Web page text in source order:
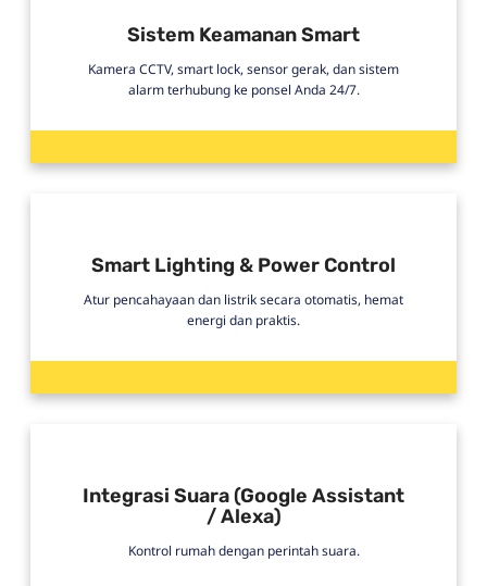
Sistem Keamanan Smart
Kamera CCTV, smart lock, sensor gerak, dan sistem
alarm terhubung ke ponsel Anda 24/7.
Smart Lighting & Power Control
Atur pencahayaan dan listrik secara otomatis, hemat
energi dan praktis.
Integrasi Suara (Google Assistant
/ Alexa)
Kontrol rumah dengan perintah suara.